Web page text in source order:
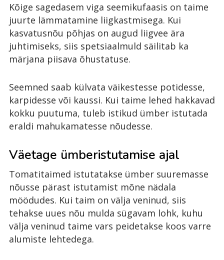
Kõige sagedasem viga seemikufaasis on taime
juurte lämmatamine liigkastmisega. Kui
kasvatusnõu põhjas on augud liigvee ära
juhtimiseks, siis spetsiaalmuld säilitab ka
märjana piisava õhustatuse.
Seemned saab külvata väikestesse potidesse,
karpidesse või kaussi. Kui taime lehed hakkavad
kokku puutuma, tuleb istikud ümber istutada
eraldi mahukamatesse nõudesse.
Väetage ümberistutamise ajal
Tomatitaimed istutatakse ümber suuremasse
nõusse pärast istutamist mõne nädala
möödudes. Kui taim on välja veninud, siis
tehakse uues nõu mulda sügavam lohk, kuhu
välja veninud taime vars peidetakse koos varre
alumiste lehtedega.